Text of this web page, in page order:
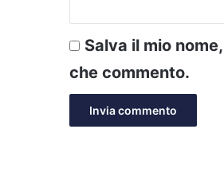
Salva il mio
che commento.